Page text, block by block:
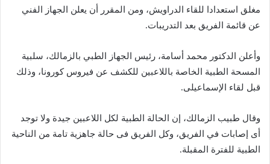
مغلق استعدادا للقاء الدراويش، ومن المقرر أن يعلن الجهاز الفني
عن قائمة الفريق بعد التدريبات.
وأعلن الدكتور محمد أسامة، رئيس الجهاز الطبي بالزمالك، سلبية
المسحة الطبية الخاصة باللاعبين للكشف عن فيروس كورونا، وذلك
قبل لقاء الإسماعيلى.
وقال طبيب الزمالك، إن الحالة الطبية لكل اللاعبين جيدة ولا توجد
أى إصابات في الفريق، وكل الفريق فى حالة جاهزية تامة من الناحية
الطبية للفترة المقبلة.